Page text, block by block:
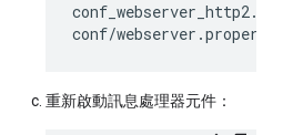
conf/
重新啟動訊息處理器元件：